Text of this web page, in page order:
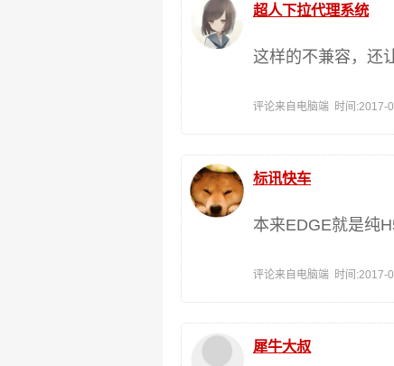
超人下拉代理系统
这样的不兼容，还
评论来自电脑端 时间:2017-
标讯快车
本来EDGE就是纯
评论来自电脑端 时间:2017-
犀牛大叔